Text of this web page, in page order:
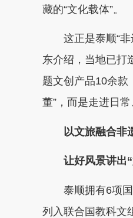
藏的“文化载体”。
这正是泰顺“非
东介绍，当地已打
题文创产品10余款
董”，而是走进日常
以文旅融合非
让好风景讲出“
泰顺拥有6项国
列入联合国教科文